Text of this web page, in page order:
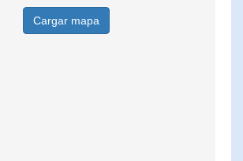
Cargar mapa